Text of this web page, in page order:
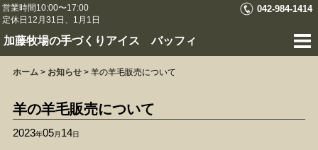
営業時間10:00〜17:00
定休日12月31日、1月1日
042-984-1414
加藤牧場の手づくりアイス バッフィ
ホーム > お知らせ > 羊の羊毛販売について
羊の羊毛販売について
2023年05月 14日